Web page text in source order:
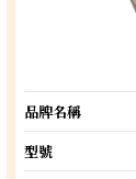
品牌名稱
型號